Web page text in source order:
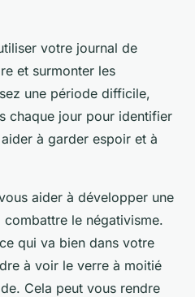
votre journal de
et surmonter les
une période difficile,
chaque jour pour identifier
à garder espoir et à
aider à développer une
le négativisme.
qui va bien dans votre
à voir le verre à moitié
Cela peut vous rendre